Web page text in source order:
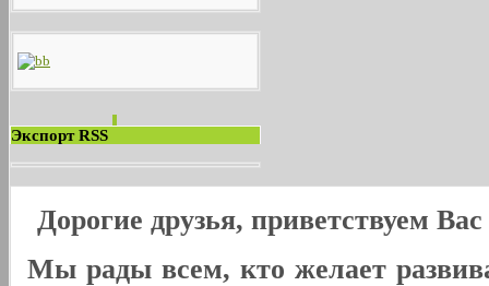
Экспорт RSS
Дорогие друзья, приветствуем
Мы рады всем, кто желает